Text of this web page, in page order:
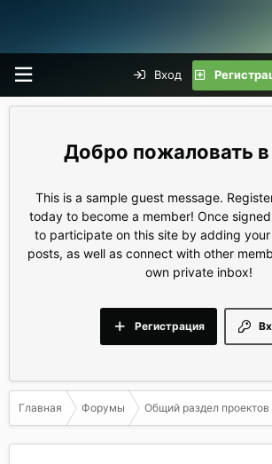
Вход
This is a sample guest message.
today to become a member! Once
to participate on this site by adding
posts, as well as connect with other
own private inbox!
Регистрация
Главная Форумы Общий раздел проектов